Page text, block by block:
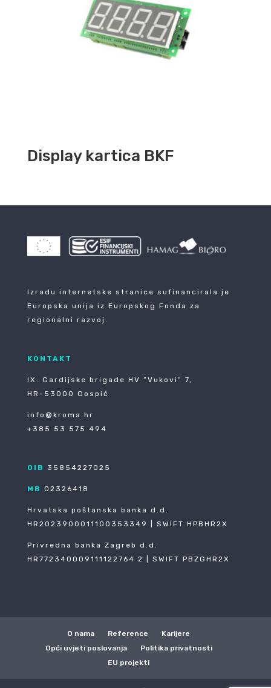
Display kartica BKF
Izradu internetske stranice sufinancirala je
Europska unija iz Europskog Fonda za
regionalni razvoj.
KONTAKT
IX. Gardijske brigade HV ”Vukovi” 7,
HR-53000 Gospić
info@kroma.hr
+385 53 575 494
OIB 35854227025
MB 02326418
Hrvatska poštanska banka d.d.
HR2023900011100353349 | SWIFT HPBHR2X
Privredna banka Zagreb d.d.
HR772340009111122764 2 | SWIFT PBZGHR2X
O nama Reference
Karijere
Opći uvjeti poslovanja
Politika privatnosti
EU projekti